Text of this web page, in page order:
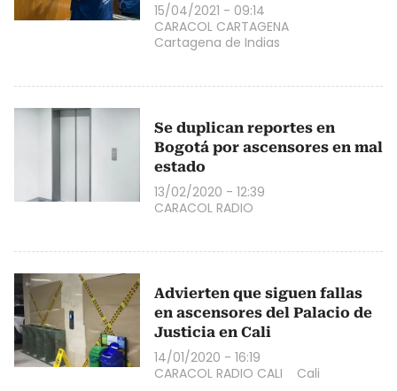
15/04/2021 - 09:14
CARACOL CARTAGENA
Cartagena de Indias
Se duplican reportes en
Bogotá por ascensores en mal
estado
13/02/2020 - 12:39
CARACOL RADIO
Advierten que siguen fallas
en ascensores del Palacio de
Justicia en Cali
14/01/2020 - 16:19
CARACOL RADIO CALI
Cali